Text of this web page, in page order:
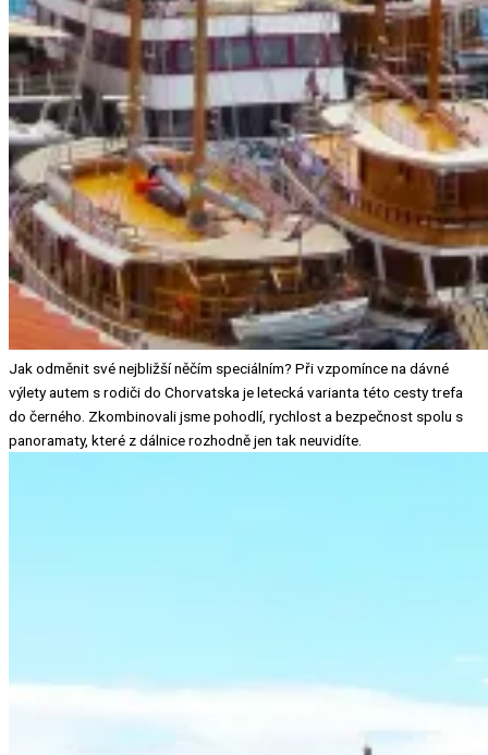
Jak odměnit své nejbližší něčím speciálním? Při vzpomínce na dávné
výlety autem s rodiči do Chorvatska je letecká varianta této cesty trefa
do černého. Zkombinovali jsme pohodlí, rychlost a bezpečnost spolu s
panoramaty, které z dálnice rozhodně jen tak neuvidíte.